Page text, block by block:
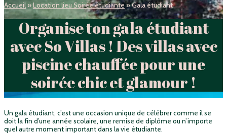
Accueil»Location lieu Soirée étudiante»Gala étudiant
Organise ton gala étudiant
avec So Villas ! Des villas avec
piscine chauffée pour une
soirée chic et glamour !
Un gala étudiant, c’est une occasion unique de célébrer comme il se
doit la fin d’une année scolaire, une remise de diplôme ou n’importe
quel autre moment important dans la vie étudiante.